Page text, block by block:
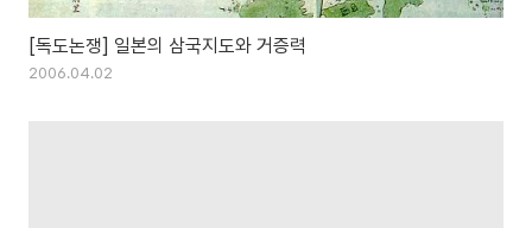
[독도논쟁] 일본의 삼국지도와 거증력
2006.04.02